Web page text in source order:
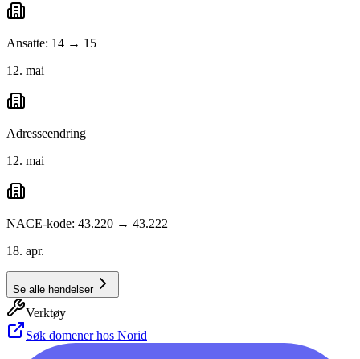
Ansatte: 14 → 15
12. mai
Adresseendring
12. mai
NACE-kode: 43.220 → 43.222
18. apr.
Se alle hendelser
Verktøy
Søk domener hos Norid